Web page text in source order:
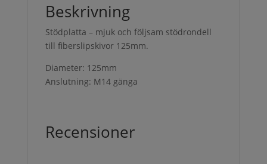
Beskrivning
Stödplatta – mjuk och följsam stödrondell
till fiberslipskivor 125mm.
Diameter: 125mm
Anslutning: M14 gänga
Recensioner